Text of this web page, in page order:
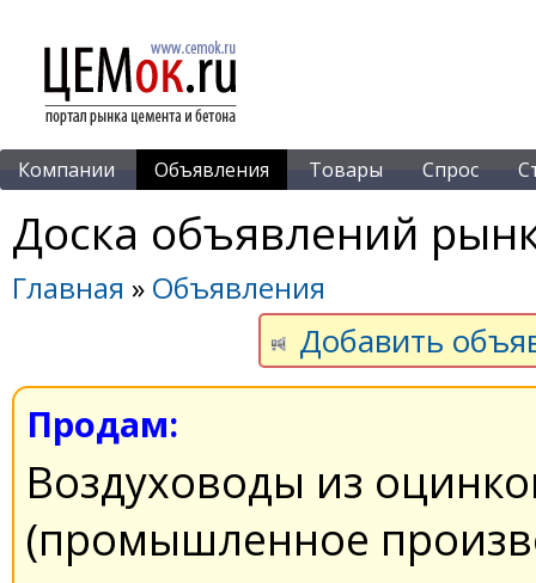
Компании Объявления Товары Спрос
Доска объявлений
Главная » Объявления
Добавить
Продам:
Воздуховоды из
(промышленное